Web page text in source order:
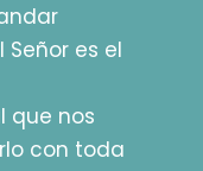
es el
que nos
con toda